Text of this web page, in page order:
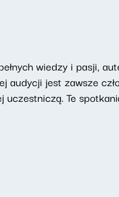
wiedzy i pasji,
audycji jest zawsze
Te